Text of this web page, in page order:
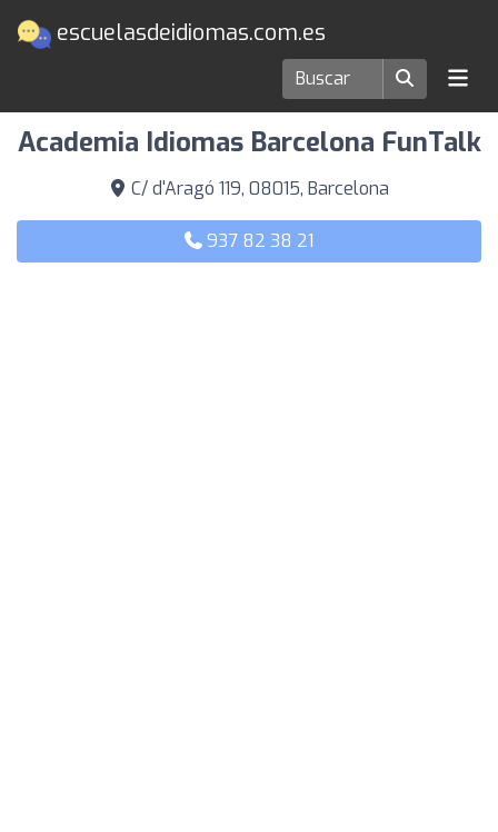
escuelasdeidiomas.com.es
Escuelas de idiomas en Barcelona
Academia Idiomas Barcelona FunTalk
C/ d'Aragó 119, 08015, Barcelona
937 82 38 21